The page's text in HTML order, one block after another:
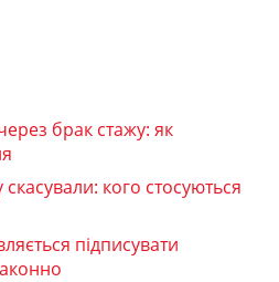
брак стажу: як
скасували: кого стосуються
підписувати